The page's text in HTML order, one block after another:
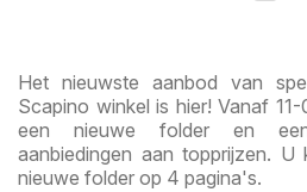
Het nieuwste aanbod van
Scapino winkel is hier! Vanaf
een nieuwe folder en een
aanbiedingen aan topprijzen.
nieuwe folder op 4 pagina's.